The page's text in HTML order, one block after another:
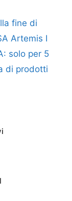
fine di
Artemis I
solo per 5
di prodotti